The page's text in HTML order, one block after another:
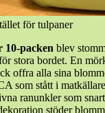
för tulpaner
10-packen blev
stora bordet. En
offra alla sina
som stått i
ranunkler som
stöder